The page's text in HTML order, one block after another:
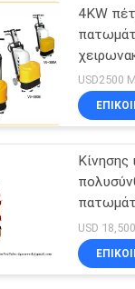
4KW
με τη
έξοδο
USD2500
Κίνησης